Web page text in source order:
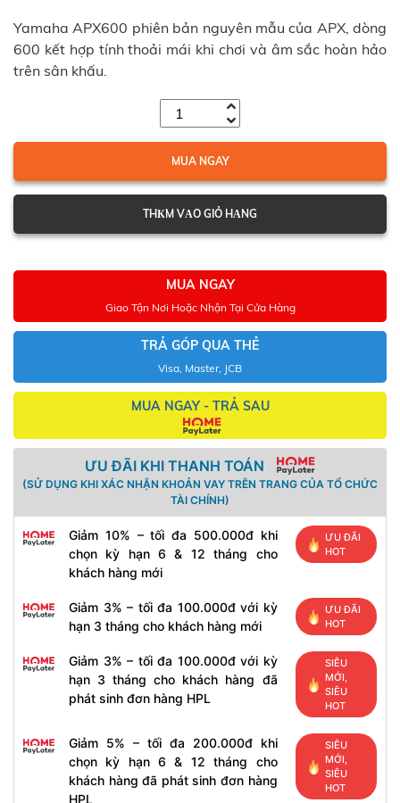
Yamaha APX600 phiên bản nguyên mẫu của APX, dòng
600 kết hợp tính thoải mái khi chơi và âm sắc hoàn hảo
trên sân khấu.
MUA NGAY
THКM VАO GIỎ HАNG
MUA NGAY
Giao Tận Nơi Hoặc Nhận Tại Cửa Hàng
TRẢ GÓP QUA THẺ
Visa, Master, JCB
MUA NGAY - TRẢ SAU
ƯU ĐÃI KHI THANH TOÁN
(SỬ DỤNG KHI XÁC NHẬN KHOẢN VAY TRÊN TRANG CỦA TỔ CHỨC
TÀI CHÍNH)
Giảm 10% – tối đa 500.000đ khi
chọn kỳ hạn 6 & 12 tháng cho
khách hàng mới
ƯU ĐÃI
HOT
Giảm 3% – tối đa 100.000đ với kỳ
hạn 3 tháng cho khách hàng mới
ƯU ĐÃI
HOT
Giảm 3% – tối đa 100.000đ với kỳ
hạn 3 tháng cho khách hàng đã
phát sinh đơn hàng HPL
SIÊU
MỚI,
SIÊU
HOT
Giảm 5% – tối đa 200.000đ khi
chọn kỳ hạn 6 & 12 tháng cho
khách hàng đã phát sinh đơn hàng
HPL
SIÊU
MỚI,
SIÊU
HOT